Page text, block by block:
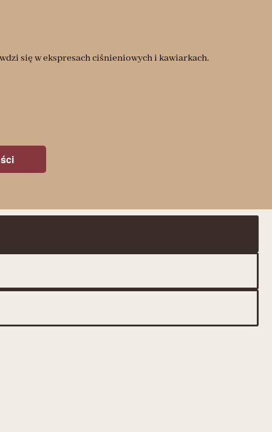
się w ekspresach ciśnieniowych i kawiarkach.